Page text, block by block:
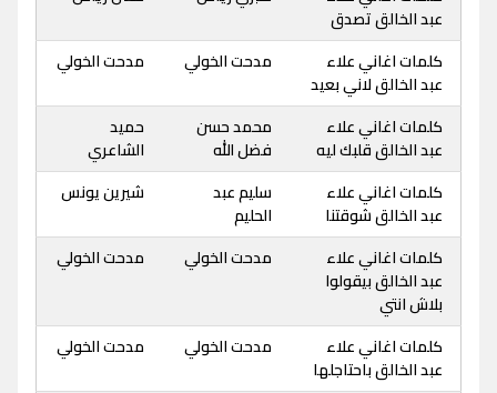
عبد الخالق تصدق
كلمات اغاني علاء
عبد الخالق لاني بعيد
مدحت الخولي مدحت الخولي
كلمات اغاني علاء
عبد الخالق قلبك ليه
محمد حسن
فضل الله
حميد
الشاعري
كلمات اغاني علاء
عبد الخالق شوقتنا
سليم عبد
الحليم
شيرين يونس
كلمات اغاني علاء
عبد الخالق بيقولوا
بلاش انتي
مدحت الخولي مدحت الخولي
كلمات اغاني علاء
عبد الخالق باحتاجلها
مدحت الخولي مدحت الخولي